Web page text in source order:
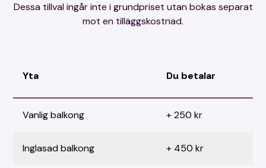
Dessa tillval ingår inte i grundpriset utan bokas separat
mot en tilläggskostnad.
Yta Du betalar
Vanlig balkong + 250 kr
Inglasad balkong + 450 kr